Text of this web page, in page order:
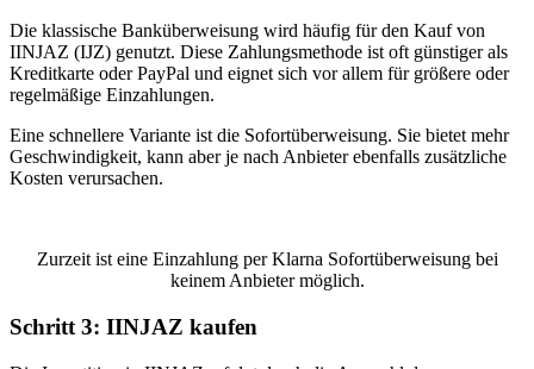
Die klassische Banküberweisung wird häufig für den Kauf von
IINJAZ (IJZ) genutzt. Diese Zahlungsmethode ist oft günstiger als
Kreditkarte oder PayPal und eignet sich vor allem für größere oder
regelmäßige Einzahlungen.
Eine schnellere Variante ist die Sofortüberweisung. Sie bietet mehr
Geschwindigkeit, kann aber je nach Anbieter ebenfalls zusätzliche
Kosten verursachen.
Zurzeit ist eine Einzahlung per Klarna Sofortüberweisung bei
keinem Anbieter möglich.
Schritt 3: IINJAZ kaufen